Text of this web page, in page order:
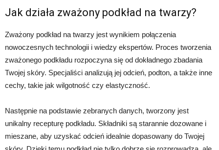
Jak działa zważony podkład na twarzy?
Zważony podkład na twarzy jest wynikiem połączenia
nowoczesnych technologii i wiedzy ekspertów. Proces tworzenia
zważonego podkładu rozpoczyna się od dokładnego zbadania
Twojej skóry. Specjaliści analizują jej odcień, podton, a także inne
cechy, takie jak wilgotność czy elastyczność.
Następnie na podstawie zebranych danych, tworzony jest
unikalny recepturę podkładu. Składniki są starannie dozowane i
mieszane, aby uzyskać odcień idealnie dopasowany do Twojej